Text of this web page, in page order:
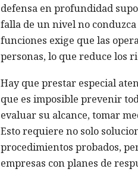
defensa en profundidad
falla de un nivel no
funciones exige que las
personas, lo que reduce los
Hay que prestar especial
que es imposible prevenir
evaluar su alcance, tomar
Esto requiere no solo
procedimientos probados,
empresas con planes de